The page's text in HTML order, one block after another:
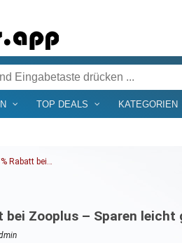
TOP DEALS KATEGORIEN
Rabatt bei…
bei Zooplus – Sparen leicht